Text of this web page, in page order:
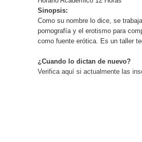
Sinopsis:
Como su nombre lo dice, se
pornografía y el erotismo para
como fuente erótica. Es un taller
¿Cuando lo dictan de nuevo?
Verifica aquí si actualmente las